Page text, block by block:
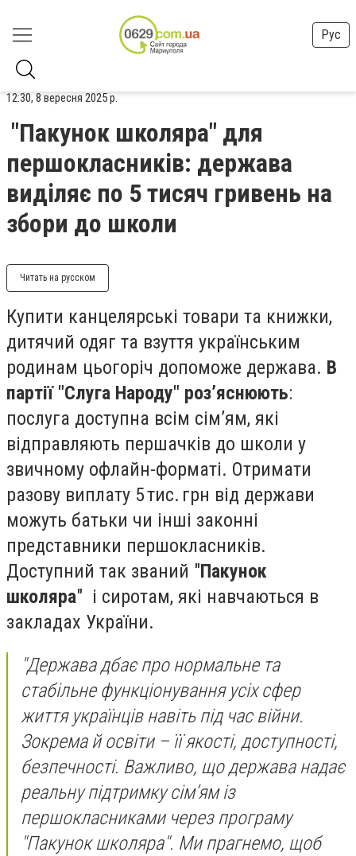
Рус
12:30, 8 вересня 2025 р.
"Пакунок школяра" для
першокласників: держава
виділяє по 5 тисяч гривень на
збори до школи
Читать на русском
Купити канцелярські товари та книжки,
дитячий одяг та взуття українським
родинам цьогоріч допоможе держава. В
партії "Слуга Народу" роз’яснюють:
послуга доступна всім сім’ям, які
відправляють першачків до школи у
звичному офлайн-форматі. Отримати
разову виплату 5 тис. грн від держави
можуть батьки чи інші законні
представники першокласників.
Доступний так званий "Пакунок
школяра" і сиротам, які навчаються в
закладах України.
"Держава дбає про нормальне та
стабільне функціонування усіх сфер
життя українців навіть під час війни.
Зокрема й освіти – її якості, доступності,
безпечності. Важливо, що держава надає
реальну підтримку сім’ям із
першокласниками через програму
"Пакунок школяра". Ми прагнемо, щоб